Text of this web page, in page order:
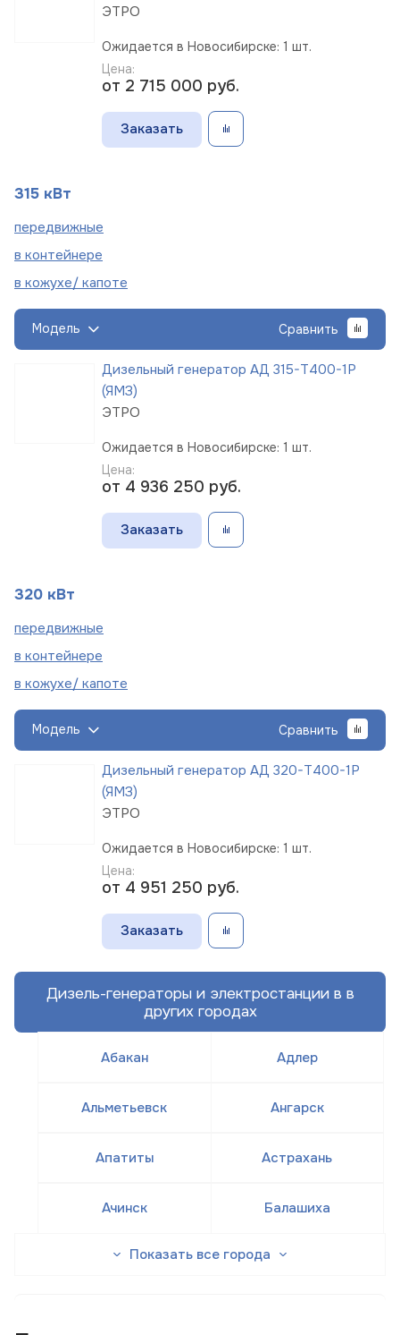
ЭТРО
Ожидается в Новосибирске: 1 шт.
Цена:
от 2 715 000 руб.
Заказать
315 кВт
передвижные
в контейнере
в кожухе/ капоте
Модель Сравнить
Дизельный генератор АД 315-Т400-1Р
(ЯМЗ)
ЭТРО
Ожидается в Новосибирске: 1 шт.
Цена:
от 4 936 250 руб.
Заказать
320 кВт
передвижные
в контейнере
в кожухе/ капоте
Модель Сравнить
Дизельный генератор АД 320-Т400-1Р
(ЯМЗ)
ЭТРО
Ожидается в Новосибирске: 1 шт.
Цена:
от 4 951 250 руб.
Заказать
Дизель-генераторы и электростанции в в
других городах
Абакан Адлер
Альметьевск Ангарск
Апатиты Астрахань
Ачинск Балашиха
Показать все города